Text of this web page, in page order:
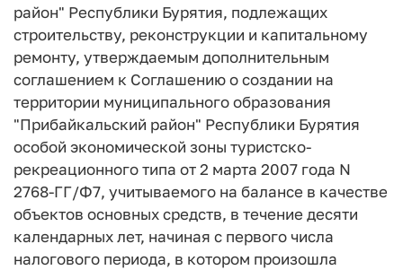
район" Республики Бурятия, подлежащих
строительству, реконструкции и капитальному
ремонту, утверждаемым дополнительным
соглашением к Соглашению о создании на
территории муниципального образования
"Прибайкальский район" Республики Бурятия
особой экономической зоны туристско-
рекреационного типа от 2 марта 2007 года N
2768-ГГ/Ф7, учитываемого на балансе в качестве
объектов основных средств, в течение десяти
календарных лет, начиная с первого числа
налогового периода, в котором произошла